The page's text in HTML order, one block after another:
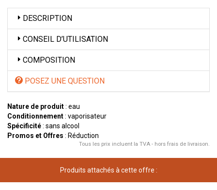
DESCRIPTION
CONSEIL D’UTILISATION
COMPOSITION
POSEZ UNE QUESTION
Nature de produit: eau
Conditionnement: vaporisateur
Spécificité: sans alcool
Promos et Offres : Réduction
Tous les prix incluent la TVA - hors frais de livraison.
Produits attachés à cette offre :